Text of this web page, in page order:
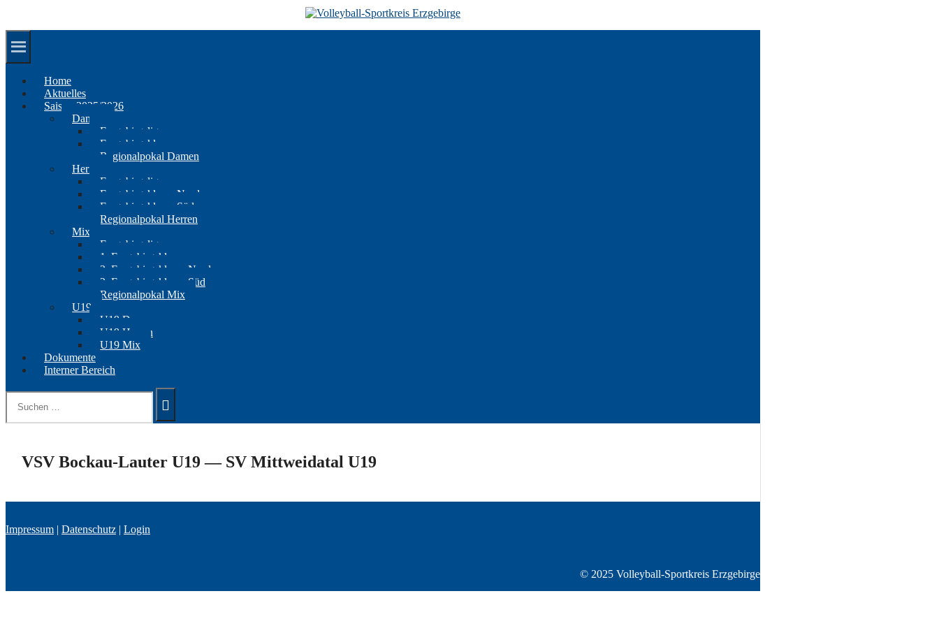
Home
Aktuelles
Saison 2025/2026
Damen
Erzgebirgsliga
Erzgebirgsklasse
Regionalpokal Damen
Herren
Erzgebirgsliga
Erzgebirgsklasse Nord
Erzgebirgsklasse Süd
Regionalpokal Herren
Mix
Erzgebirgsliga
1. Erzgebirgsklasse
2. Erzgebirgsklasse Nord
2. Erzgebirgsklasse Süd
Regionalpokal Mix
U19
U19 Damen
U19 Herren
U19 Mix
Dokumente
Interner Bereich
Suchen
nach:
VSV Bockau-Lauter U19 — SV Mittweidatal U19
Impressum | Datenschutz | Login
© 2025 Volleyball-Sportkreis Erzgebirge